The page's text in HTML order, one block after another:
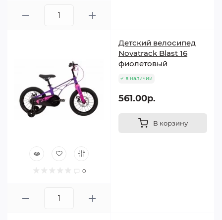
0
Детский велосипед
Novatrack Blast 16
фиолетовый
в наличии
561.00р.
В корзину